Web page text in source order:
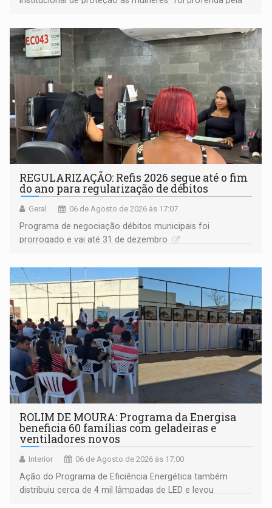
Goiás
REGULARIZAÇÃO: Refis 2026 segue até o fim
do ano para regularização de débitos
Geral 06 de Agosto de 2026 às 17:07
Programa de negociação débitos municipais foi
prorrogado e vai até 31 de dezembro
ROLIM DE MOURA: Programa da Energisa
beneficia 60 famílias com geladeiras e
ventiladores novos
Interior 06 de Agosto de 2026 às 17:00
Ação do Programa de Eficiência Energética também
distribuiu cerca de 4 mil lâmpadas de LED e levou